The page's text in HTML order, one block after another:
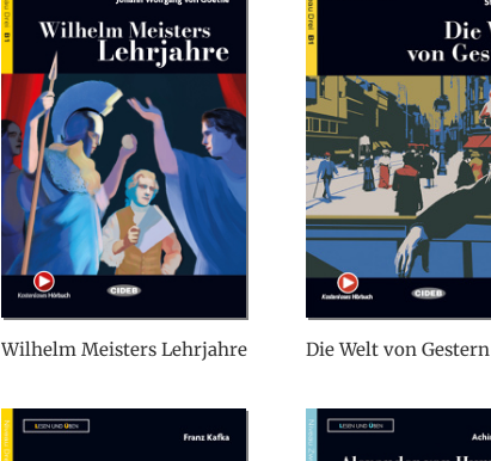
Wilhelm Meisters Lehrjahre Die Welt von Gestern